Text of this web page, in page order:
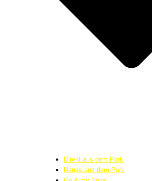
Direkt aus dem Park
Neues aus dem Park